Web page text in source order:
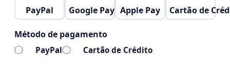
PayPal Google Pay Apple Pay Cartão de
Método de pagamento
PayPal Cartão de Crédito